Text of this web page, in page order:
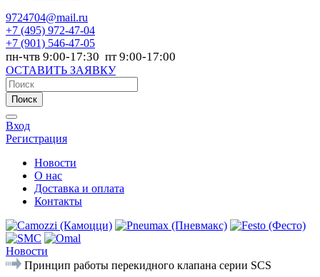
9724704@mail.ru
+7 (495) 972-47-04
+7 (901) 546-47-05
пн-чтв 9:00-17:30 пт 9:00-17:00
ОСТАВИТЬ ЗАЯВКУ
Поиск
Вход
Регистрация
Новости
О нас
Доставка и оплата
Контакты
Новости
Принцип работы перекидного клапана серии SCS